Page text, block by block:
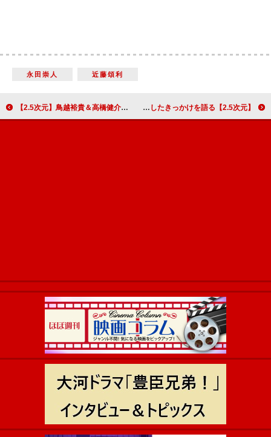
永田崇人 近藤頌利
【2.5次元】鳥越裕貴＆高橋健介が新たな“桃太郎”に挑む！「楽しんでものづくりを」舞台「桃源郷ラビリンス」インタビュー 【2.5次元】MANKAI STAGE『A3!』～SPRING 2019～インタビュー 横田龍儀＆立石俊樹＆古谷大和が役者を目指したきっかけを語る